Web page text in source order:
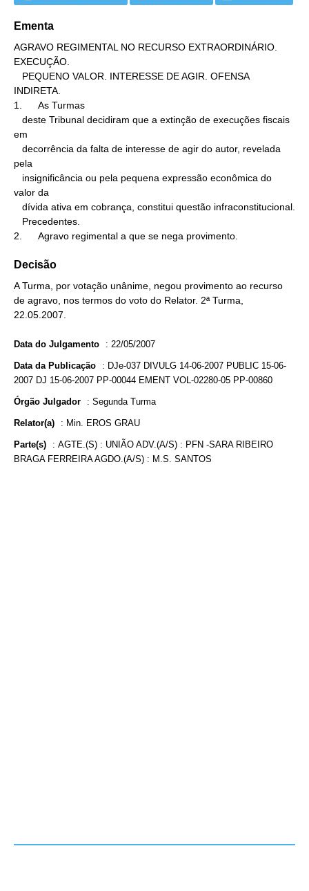
Ementa
AGRAVO REGIMENTAL NO RECURSO EXTRAORDINÁRIO.
EXECUÇÃO.
INDIRETA.
1.      As Turmas
em
pela
valor da
2.      Agravo regimental a que se nega provimento.
Decisão
A Turma, por votação unânime, negou provimento ao recurso
de agravo, nos termos do voto do Relator. 2ª Turma,
22.05.2007.
Data do Julgamento : 22/05/2007
Data da Publicação : DJe-037 DIVULG 14-06-2007 PUBLIC 15-06-
2007 DJ 15-06-2007 PP-00044 EMENT VOL-02280-05 PP-00860
Órgão Julgador : Segunda Turma
Relator(a) : Min. EROS GRAU
Parte(s) : AGTE.(S) : UNIÃO ADV.(A/S) : PFN -SARA RIBEIRO
BRAGA FERREIRA AGDO.(A/S) : M.S. SANTOS